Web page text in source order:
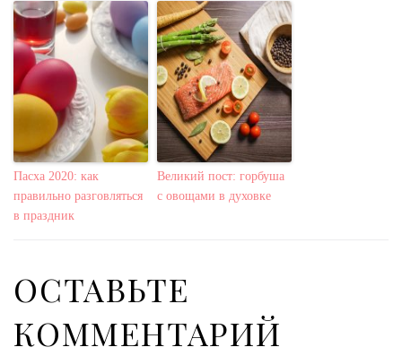
Пасха 2020: как
правильно разговляться
в праздник
Великий пост: горбуша
с овощами в духовке
ОСТАВЬТЕ
КОММЕНТАРИЙ